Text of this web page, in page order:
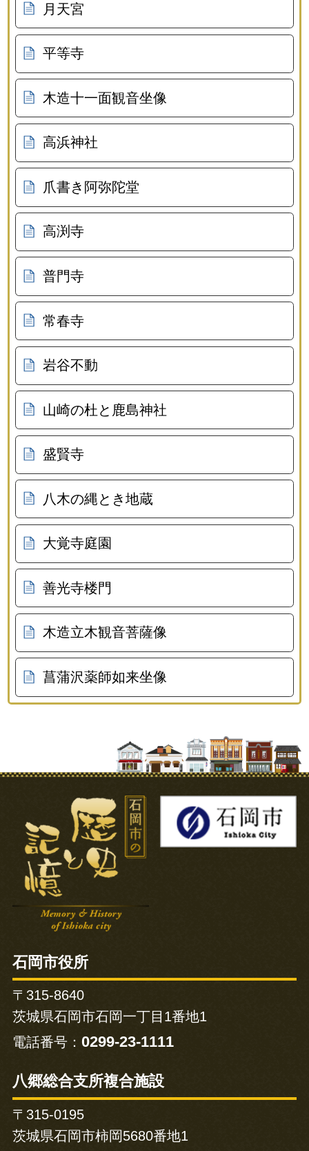
月天宮
平等寺
木造十一面観音坐像
高浜神社
爪書き阿弥陀堂
高渕寺
普門寺
常春寺
岩谷不動
山崎の杜と鹿島神社
盛賢寺
八木の縄とき地蔵
大覚寺庭園
善光寺楼門
木造立木観音菩薩像
菖蒲沢薬師如来坐像
石岡市の歴史と記憶
石岡市役所
〒315-8640
茨城県石岡市石岡一丁目1番地1
電話番号： 0299-23-1111
八郷総合支所複合施設
〒315-0195
茨城県石岡市柿岡5680番地1